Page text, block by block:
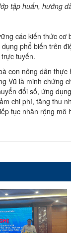
tập huấn, hướng
các kiến thức
phổ biến trên
tuyến.
con nông dân
Vũ là minh chứng
đổi số, ứng
chi phí, tăng thu
tục nhân rộng